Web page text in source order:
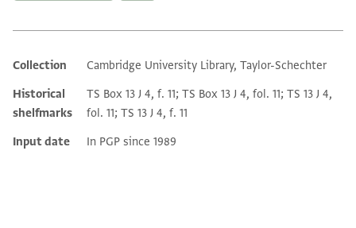
Additional metadata
Collection
Cambridge University Library, Taylor-Schechter
Historical
shelfmarks
TS Box 13 J 4, f. 11; TS Box 13 J 4, fol. 11; TS 13 J 4,
fol. 11; TS 13 J 4, f. 11
Input date
In PGP since 1989